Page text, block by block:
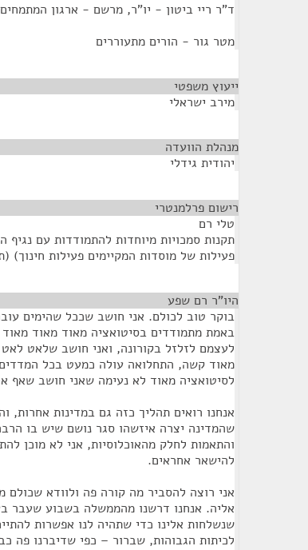
ד"ר ריי ביטון - יו"ר, מרשם - ארגון
מטר גור - הורים מתעוררים
ייעוץ משפטי
מירב ישראלי
מנהלת הוועדה
יהודית גידלי
רישום פרלמנטרי
טלי רם
תקנות סמכויות מיוחדות להתמודדות עם
פעילות של מוסדות המקיימים פעילות חינוך)
היו"ר רם שפע
בוקר טוב לכולם. אני חושב שככל שהימים
באמת מתמודדים בסיטואציה מאוד מאוד
לעצמם לזלזל בקורונה, ואני חושב שלאט
מאוד קשה, התחלואה עולה כמעט בכל
לסיטואציה מאוד לא נעימה שאני חושב שאף
אנחנו רואים תהליך כזה גם במדינות אחרות,
שהמדינה יצרה איזשהו סגר נושם שיש בו
והתאמות לחלק מהאוכלוסיות, אני לא מוכן
להישאר אחראים.
אני רוצה להסביר מה קורה פה ולוודא שכולם
אליה. אנחנו דרשנו מהממשלה בשבוע שעבר
שנשלחות אלינו כדי שתהיה לנו אפשרות
לכיתות הגבוהות, שברור – כפי שדיברנו פה